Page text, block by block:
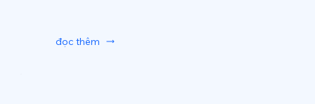
đọc thêm